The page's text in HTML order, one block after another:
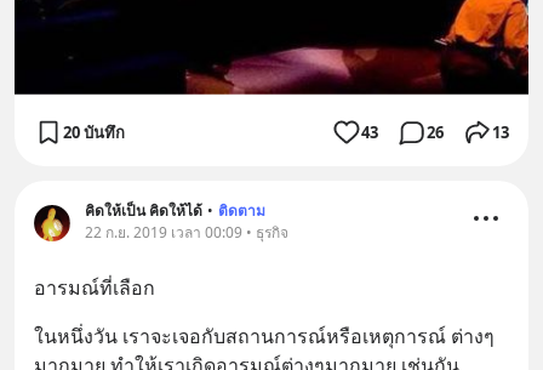
20 บันทึก 43 26 13
คิดให้เป็น คิดให้ได้ • ติดตาม
22 ก.ย. 2019 เวลา 00:09 • ธุรกิจ
อารมณ์ที่เลือก
ในหนึ่งวัน เราจะเจอกับสถานการณ์หรือเหตุการณ์ ต่างๆ